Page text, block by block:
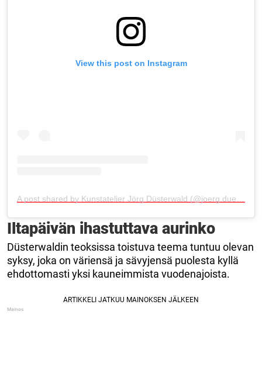
View this post on Instagram
A post shared by Kunstatelier Jörg Düsterwald (@joerg.duesterwald_art)
Iltapäivän ihastuttava aurinko
Düsterwaldin teoksissa toistuva teema tuntuu olevan
syksy, joka on väriensä ja sävyjensä puolesta kyllä
ehdottomasti yksi kauneimmista vuodenajoista.